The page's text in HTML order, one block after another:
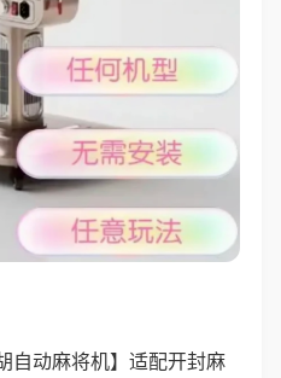
自动麻将机】适配开封麻